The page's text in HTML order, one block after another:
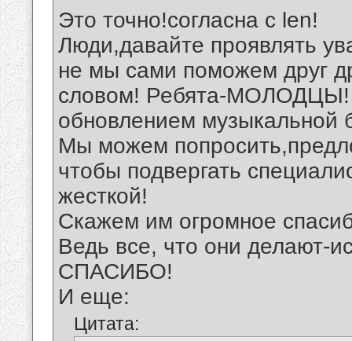
Это точно!согласна с len!
Люди,давайте проявлять
не мы сами поможем друг
словом! Ребята-МОЛОДЦЫ!
обновлением музыкальной
Мы можем
чтобы подвергать
жесткой!
Скажем им огромное
Ведь все, что они делают-
СПАСИБО!
И еще:
Цитата: